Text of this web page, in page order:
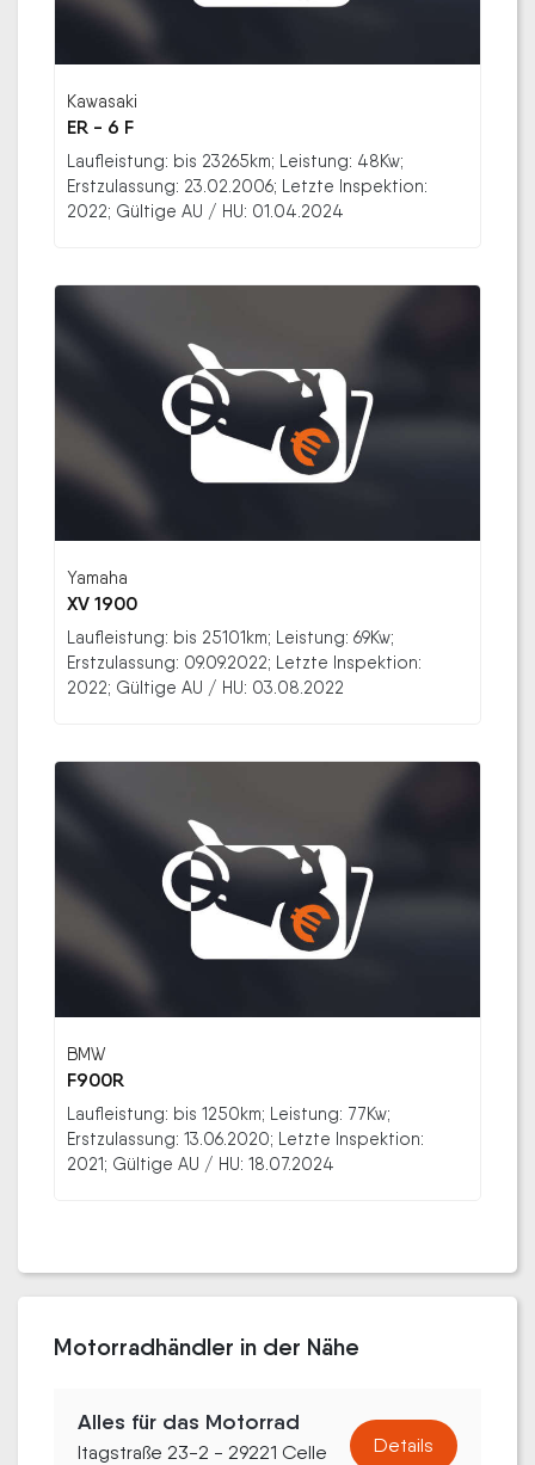
Kawasaki
ER - 6 F
Laufleistung: bis 23265km; Leistung: 48Kw;
Erstzulassung: 23.02.2006; Letzte Inspektion:
2022; Gültige AU / HU: 01.04.2024
Yamaha
XV 1900
Laufleistung: bis 25101km; Leistung: 69Kw;
Erstzulassung: 09.09.2022; Letzte Inspektion:
2022; Gültige AU / HU: 03.08.2022
BMW
F900R
Laufleistung: bis 1250km; Leistung: 77Kw;
Erstzulassung: 13.06.2020; Letzte Inspektion:
2021; Gültige AU / HU: 18.07.2024
Motorradhändler in der Nähe
Alles für das Motorrad
Itagstraße 23-2 - 29221 Celle Details